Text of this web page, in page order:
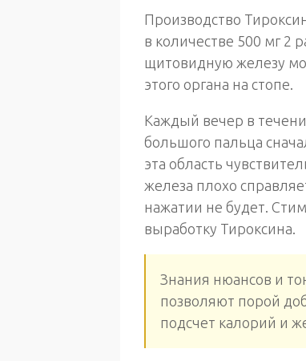
Производство
в количестве 500 мг 2
щитовидную железу
этого органа на стопе.
Каждый вечер в
большого пальца
эта область
железа плохо
нажатии не будет.
выработку Тироксина.
Знания нюансов и
позволяют порой
подсчет калорий и